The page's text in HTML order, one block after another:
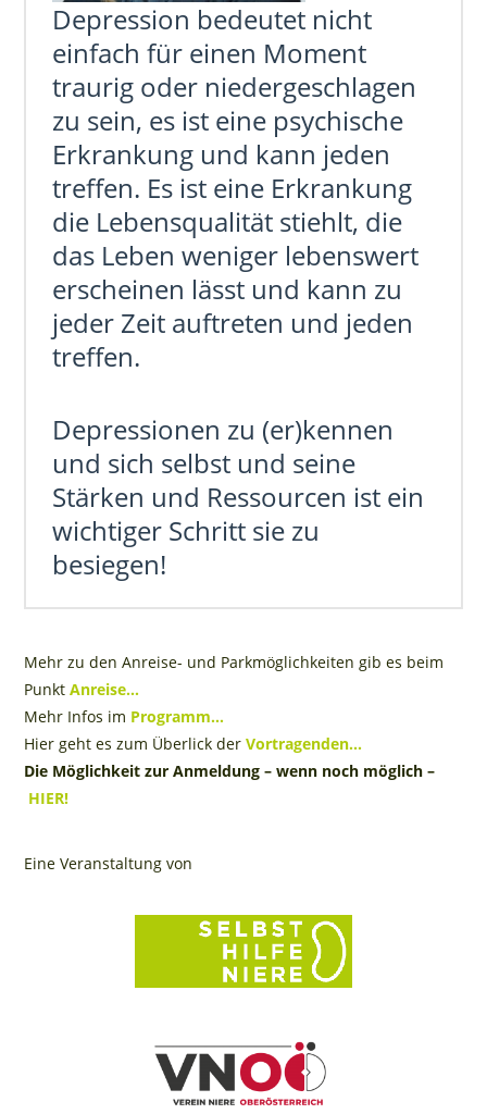
Depression bedeutet nicht
einfach für einen Moment
traurig oder niedergeschlagen
zu sein, es ist eine psychische
Erkrankung und kann jeden
treffen. Es ist eine Erkrankung
die Lebensqualität stiehlt, die
das Leben weniger lebenswert
erscheinen lässt und kann zu
jeder Zeit auftreten und jeden
treffen.
Depressionen zu (er)kennen
und sich selbst und seine
Stärken und Ressourcen ist ein
wichtiger Schritt sie zu
besiegen!
Mehr zu den Anreise- und Parkmöglichkeiten gib es beim
PunktAnreise…
Mehr Infos im Programm…
Hier geht es zum Überlick derVortragenden…
Die Möglichkeit zur Anmeldung – wenn noch möglich –
HIER!
Eine Veranstaltung von